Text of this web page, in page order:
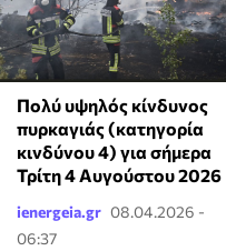
Πολύ υψηλός κίνδυνος
πυρκαγιάς (κατηγορία
κινδύνου 4) για σήμερα
Τρίτη 4 Αυγούστου 2026
ienergeia.gr 08.04.2026 -
06:37